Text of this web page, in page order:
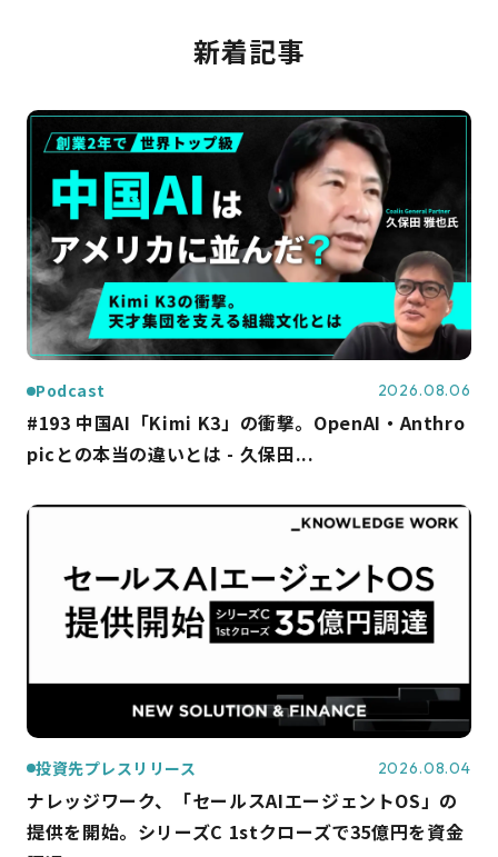
新着記事
Podcast 2026.08.06
#193 中国AI「Kimi K3」の衝撃。OpenAI・Anthro
picとの本当の違いとは - 久保田...
投資先プレスリリース 2026.08.04
ナレッジワーク、「セールスAIエージェントOS」の
提供を開始。シリーズC 1stクローズで35億円を資金